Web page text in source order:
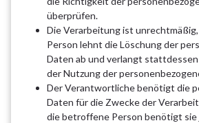
überprüfen.
Die Verarbeitung ist
Person lehnt die Löschung der
Daten ab und verlangt
der Nutzung der
Der Verantwortliche benötigt die
Daten für die Zwecke der
die betroffene Person benötigt sie